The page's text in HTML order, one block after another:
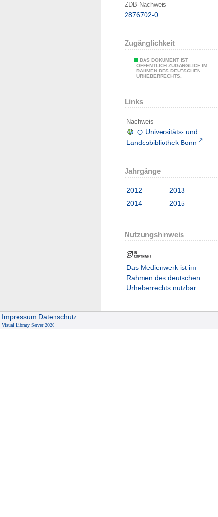
ZDB-Nachweis
2876702-0
Zugänglichkeit
DAS DOKUMENT IST
ÖFFENTLICH ZUGÄNGLICH IM
RAHMEN DES DEUTSCHEN
URHEBERRECHTS.
Links
Nachweis
Universitäts- und
Landesbibliothek Bonn
Jahrgänge
2012
2013
2014
2015
Nutzungshinweis
Das Medienwerk ist im
Rahmen des deutschen
Urheberrechts nutzbar.
Impressum Datenschutz
Visual Library Server 2026